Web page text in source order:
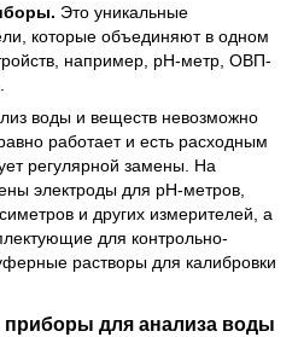
Это уникальные
которые объединяют в одном
например, рН-метр, ОВП-
воды и веществ невозможно
работает и есть расходным
регулярной замены. На
электроды для рН-метров,
и других измерителей, а
для контрольно-
растворы для калибровки
для анализа воды